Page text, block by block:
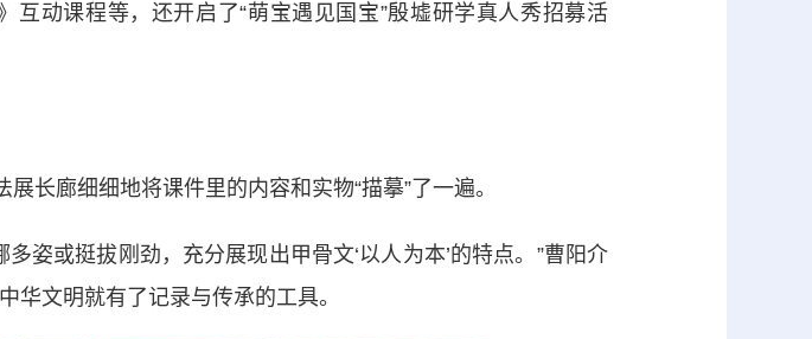
动课程等，还开启了“萌宝遇见国宝”殷墟研学真人秀招募活
廊细细地将课件里的内容和实物“描摹”了一遍。
或挺拔刚劲，充分展现出甲骨文‘以人为本’的特点。”曹阳介
华文明就有了记录与传承的工具。